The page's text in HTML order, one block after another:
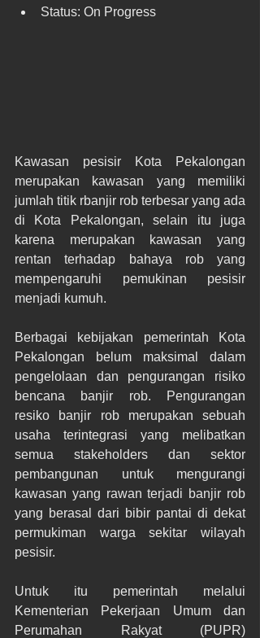
Status: On Progress
Kawasan pesisir Kota Pekalongan
merupakan kawasan yang memiliki
jumlah titik rbanjir rob terbesar yang ada
di Kota Pekalongan, selain itu juga
karena merupakan kawasan yang
rentan terhadap bahaya rob yang
mempengaruhi pemukinan pesisir
menjadi kumuh.
Berbagai kebijakan pemerintah Kota
Pekalongan belum maksimal dalam
pengelolaan dan pengurangan risiko
bencana banjir rob. Pengurangan
resiko banjir rob merupakan sebuah
usaha terintegrasi yang melibatkan
semua stakeholders dan sektor
pembangunan untuk mengurangi
kawasan yang rawan terjadi banjir rob
yang berasal dari bibir pantai di dekat
permukiman warga sekitar wilayah
pesisir.
Untuk itu pemerintah melalui
Kementerian Pekerjaan Umum dan
Perumahan Rakyat (PUPR)